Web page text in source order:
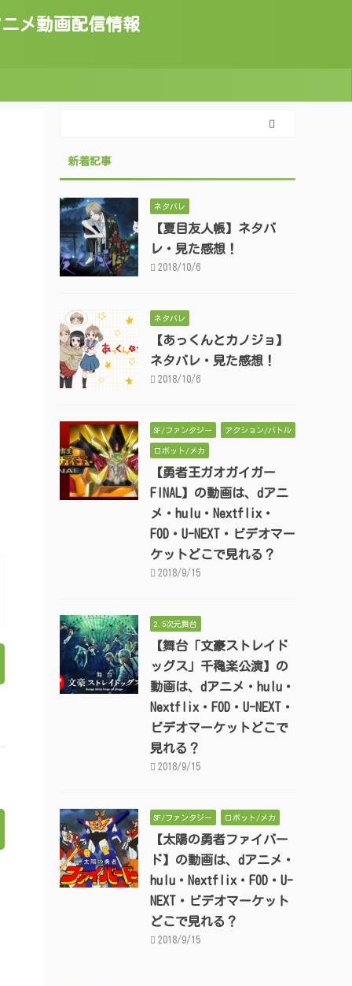
メ動画配信情報
新着記事
ネタバレ
【夏目友人帳】ネタバ
レ・見た感想！
2018/10/6
ネタバレ
【あっくんとカノジョ】
ネタバレ・見た感想！
2018/10/6
SF/ファンタジー アクション/バトル
ロボット/メカ
【勇者王ガオガイガー
FINAL】の動画は、dアニ
メ・hulu・Nextflix・
FOD・U-NEXT・ビデオマー
ケットどこで見れる？
2018/9/15
2.5次元舞台
【舞台「文豪ストレイド
ッグス」千穐楽公演】の
動画は、dアニメ・hulu・
Nextflix・FOD・U-NEXT・
ビデオマーケットどこで
見れる？
2018/9/15
SF/ファンタジー ロボット/メカ
【太陽の勇者ファイバー
ド】の動画は、dアニメ・
hulu・Nextflix・FOD・U-
NEXT・ビデオマーケット
どこで見れる？
2018/9/15